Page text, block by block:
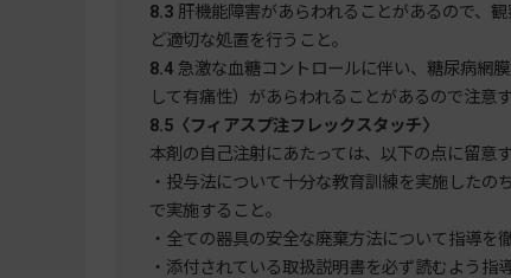
8.3肝機能障害があらわれることがあるので、
ど適切な処置を行うこと。
8.4急激な血糖コントロールに伴い、糖尿病網
して有痛性）があらわれることがあるので注意す
8.5〈フィアスプ注フレックスタッチ〉
本剤の自己注射にあたっては、以下の点に留意す
・投与法について十分な教育訓練を実施した
で実施すること。
・全ての器具の安全な廃棄方法について指導を
・添付されている取扱説明書を必ず読むよう指